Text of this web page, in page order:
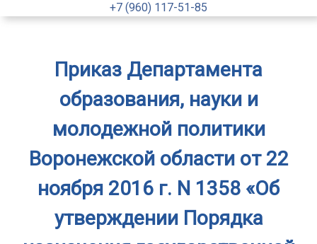
+7 (960) 117-51-85
Приказ Департамента
образования, науки и
молодежной политики
Воронежской области от 22
ноября 2016 г. N 1358 «Об
утверждении Порядка